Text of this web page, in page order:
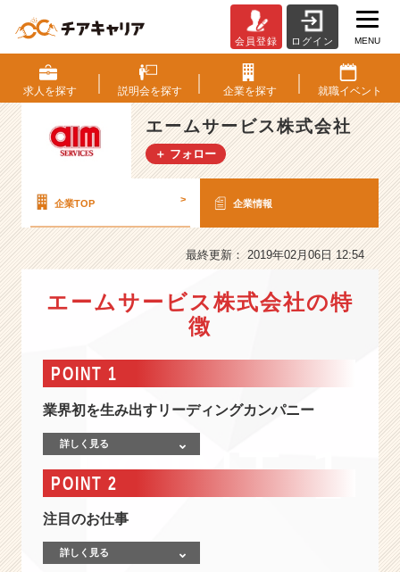
ー
ム
サ
ー
ビ
ス
株
会
売
り
ト
会員登録 ログイン MENU
求人を探す 説明会を探す 企業を探す 就職イベント
エームサービス株式会社
＋ フォロー
企業TOP > 企業情報
最終更新： 2019年02月06日 12:54
エームサービス株式会社の特
徴
POINT 1
業界初を生み出すリーディングカンパニー
詳しく見る
POINT 2
注目のお仕事
詳しく見る